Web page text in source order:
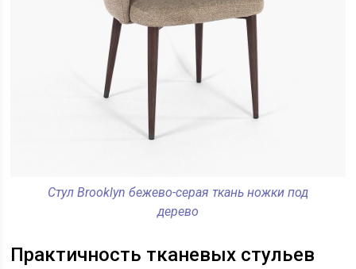
Стул Brooklyn бежево-серая ткань ножки под
дерево
Практичность тканевых стульев